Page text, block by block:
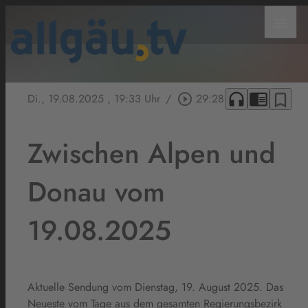
Di., 19.08.2025 , 19:33 Uhr / play_circle_outline 29:28 headphones chrome_reader_mode bookmark_border
Zwischen Alpen und
Donau vom
19.08.2025
Aktuelle Sendung vom Dienstag, 19. August 2025. Das
Neueste vom Tage aus dem gesamten Regierungsbezirk